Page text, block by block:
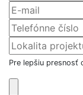
Pre lepšiu presnosť